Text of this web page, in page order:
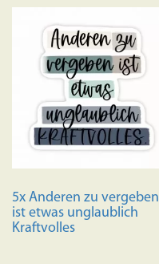
5x Anderen zu vergeben
ist etwas unglaublich
Kraftvolles